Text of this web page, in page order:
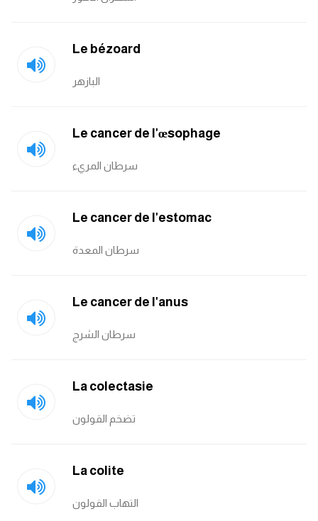
Le bézoard
البازهر
Le cancer de l'œsophage
سرطان المريء
Le cancer de l'estomac
سرطان المعدة
Le cancer de l'anus
سرطان الشرج
La colectasie
تضخم القولون
La colite
التهاب القولون